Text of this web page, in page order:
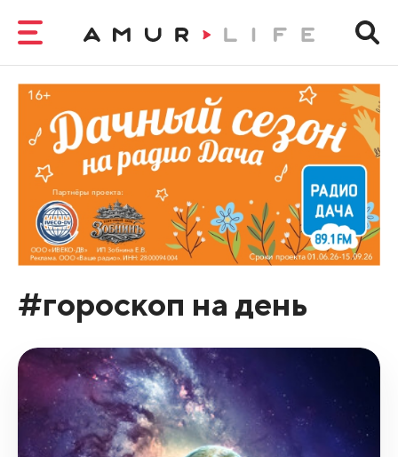
#гороскоп на день